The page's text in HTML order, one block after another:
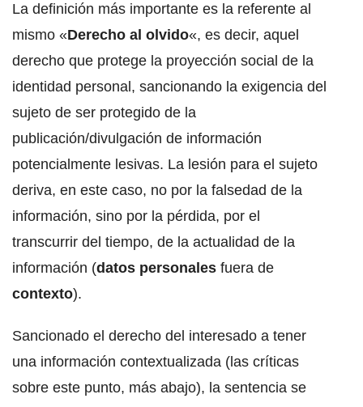
La definición más importante es la referente al
mismo «Derecho al olvido«, es decir, aquel
derecho que protege la proyección social de la
identidad personal, sancionando la exigencia del
sujeto de ser protegido de la
publicación/divulgación de información
potencialmente lesivas. La lesión para el sujeto
deriva, en este caso, no por la falsedad de la
información, sino por la pérdida, por el
transcurrir del tiempo, de la actualidad de la
información (datos personales fuera de
contexto).
Sancionado el derecho del interesado a tener
una información contextualizada (las críticas
sobre este punto, más abajo), la sentencia se